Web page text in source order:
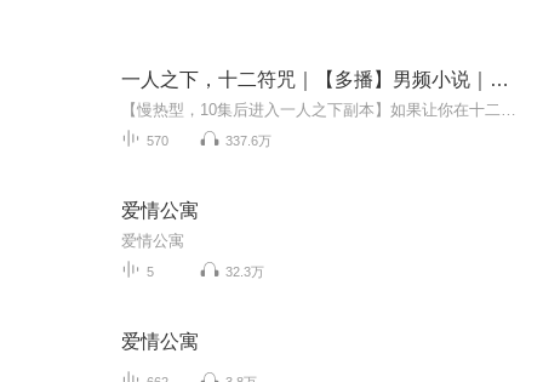
一人之下，十二符咒｜【多播】男频小说｜都市玄幻｜一人之下同人文｜无敌爽文
570 337.6万
爱情公寓
爱情公寓
5 32.3万
爱情公寓